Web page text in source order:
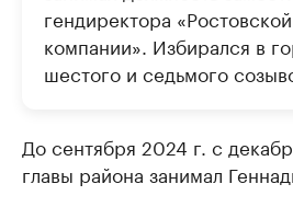
гендиректора
компании». Избирался в
шестого и седьмого
До сентября 2024 г. с
главы района занимал